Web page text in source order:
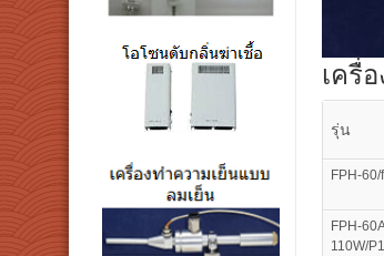
เครื่
รุ่น
FPH-
FPH-
110W/